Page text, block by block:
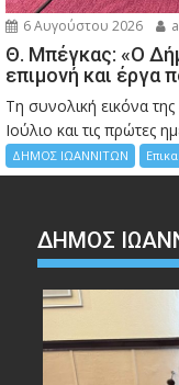
6 Αυγούστου 2026
Θ. Μπέγκας: «Ο
επιμονή και έργα
Τη συνολική εικόνα
Ιούλιο και τις πρώτες
ΔΗΜΟΣ ΙΩΑΝΝΙΤΩΝ
ΔΗΜΟΣ